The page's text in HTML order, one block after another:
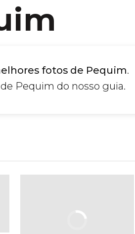
fotos de Pequim.
Pequim do nosso guia.